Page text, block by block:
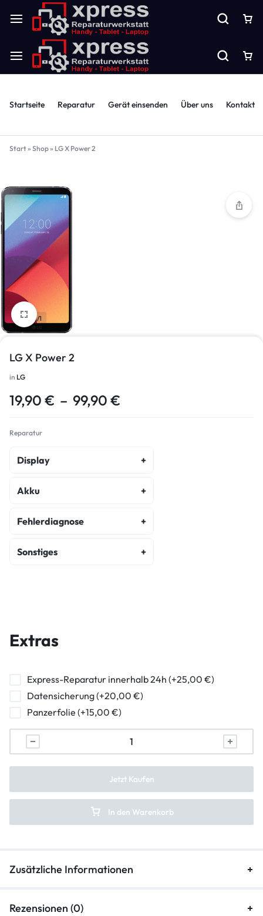
Startseite Reparatur Gerät einsenden Über uns Kontakt
Start» Shop» LG X Power 2
1/1
LG X Power 2
in LG
19,90 € – 99,90 €
Reparatur
Display
Display Reparatur
Akku
Akku Austausch
Fehlerdiagnose
Fehlerdiagnose
Sonstiges
Powerbutton Reparatur
Ladebuchse Raparatur
Kopfhörerbuchse Reparatur
Lautsprecher Reparatur
Extras
Express-Reparatur innerhalb 24h (+25,00 €)
Datensicherung (+20,00 €)
Panzerfolie (+15,00 €)
In den Warenkorb
Jetzt Kaufen
Zusätzliche Informationen
Rezensionen (0)